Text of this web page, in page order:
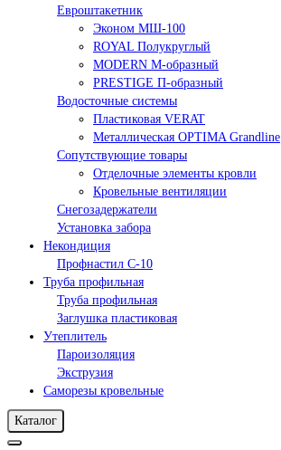
Евроштакетник
Эконом МШ-100
ROYAL Полукруглый
MODERN М-образный
PRESTIGE П-образный
Водосточные системы
Пластиковая VERAT
Металлическая OPTIMA Grandline
Сопутствующие товары
Отделочные элементы кровли
Кровельные вентиляции
Снегозадержатели
Установка забора
Некондиция
Профнастил С-10
Труба профильная
Труба профильная
Заглушка пластиковая
Утеплитель
Пароизоляция
Экструзия
Саморезы кровельные
Каталог